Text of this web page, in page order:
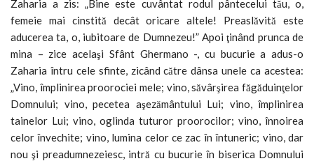
Zaharia a zis: „Bine este cuvântat rodul pântecelui tău, o,
femeie mai cinstită decât oricare altele! Preaslăvită este
aducerea ta, o, iubitoare de Dumnezeu!” Apoi ţinând prunca de
mina – zice acelaşi Sfânt Ghermano -, cu bucurie a adus-o
Zaharia întru cele sfinte, zicând către dânsa unele ca acestea:
„Vino, împlinirea proorociei mele; vino, săvârşirea făgăduinţelor
Domnului; vino, pecetea aşezământului Lui; vino, împlinirea
tainelor Lui; vino, oglinda tuturor proorocilor; vino, înnoirea
celor învechite; vino, lumina celor ce zac în întuneric; vino, dar
nou şi preadumnezeiesc, intră cu bucurie în biserica Domnului